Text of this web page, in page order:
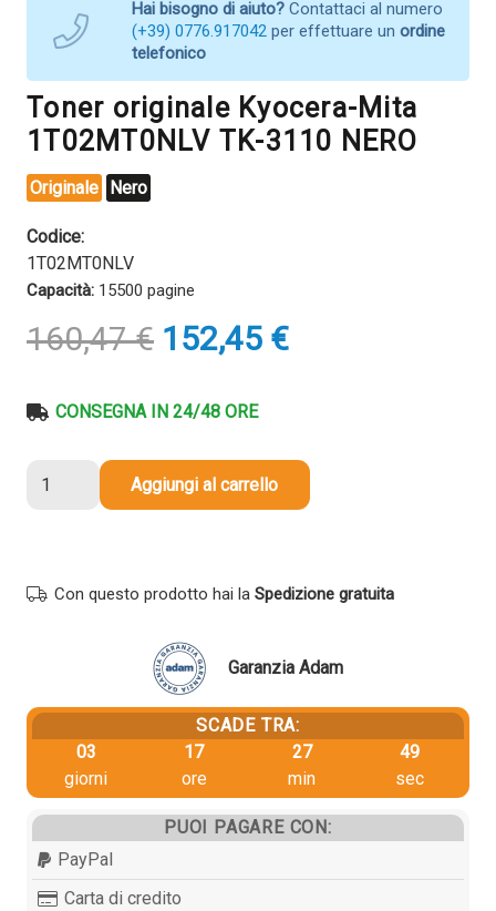
Hai bisogno di aiuto? Contattaci al numero
(+39) 0776.917042 per effettuare un ordine
telefonico
Toner originale Kyocera-Mita
1T02MT0NLV TK-3110 NERO
Originale Nero
Codice:
1T02MT0NLV
Capacità: 15500 pagine
160,47€ Il
prezzo
era:
152,45 €Il
prezzo
CONSEGNA IN 24/48 ORE
TK-
Aggiungi al carrello
Con questo prodotto hai la Spedizione gratuita
Garanzia Adam
SCADE TRA:
03
giorni
17
ore
27
min
48
sec
PUOI PAGARE CON:
PayPal
Carta di credito